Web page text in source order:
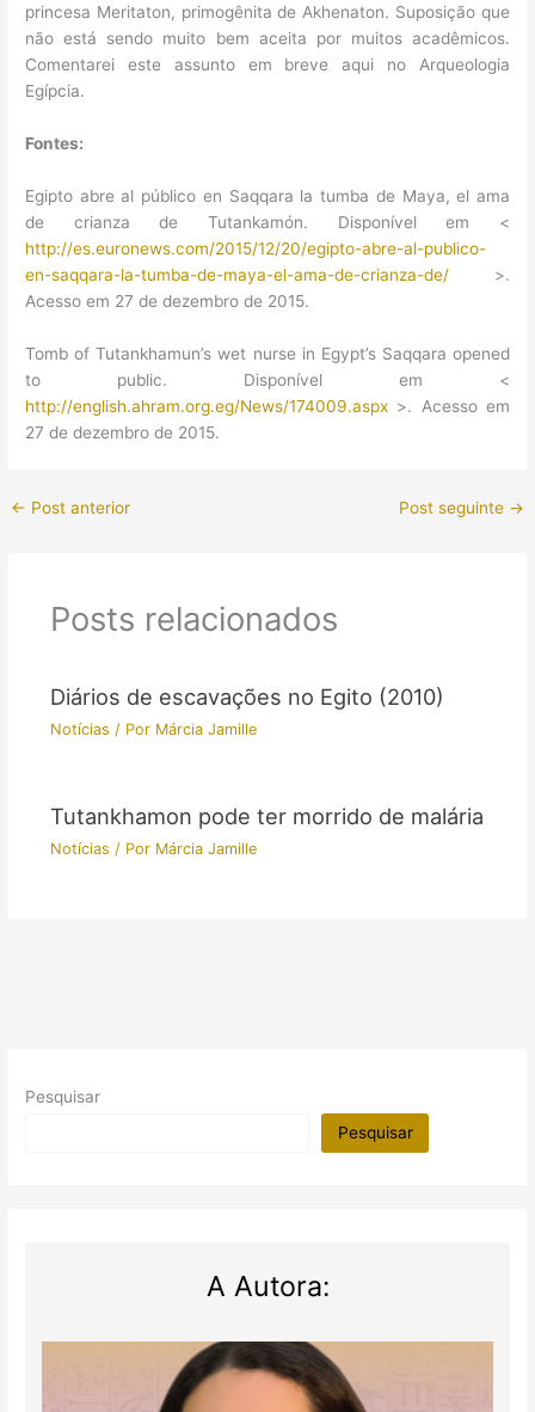
princesa Meritaton, primogênita de Akhenaton. Suposição que
não está sendo muito bem aceita por muitos acadêmicos.
Comentarei este assunto em breve aqui no Arqueologia
Egípcia.
Fontes:
Egipto abre al público en Saqqara la tumba de Maya, el ama
de crianza de Tutankamón. Disponível em <
http://es.euronews.com/2015/12/20/egipto-abre-al-publico-
en-saqqara-la-tumba-de-maya-el-ama-de-crianza-de/ >.
Acesso em 27 de dezembro de 2015.
Tomb of Tutankhamun’s wet nurse in Egypt’s Saqqara opened
to public. Disponível em <
http://english.ahram.org.eg/News/174009.aspx >. Acesso em
27 de dezembro de 2015.
← Post anterior Post seguinte →
Posts relacionados
Diários de escavações no Egito (2010)
Notícias / Por Márcia Jamille
Tutankhamon pode ter morrido de malária
Notícias / Por Márcia Jamille
Pesquisar
Pesquisar
A Autora: